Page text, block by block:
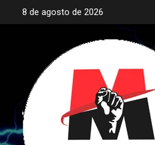
8 de agosto de 2026